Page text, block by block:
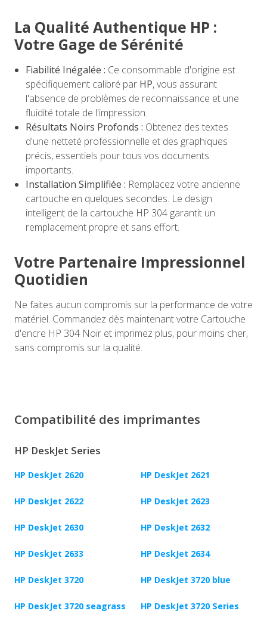
La Qualité Authentique HP :
Votre Gage de Sérénité
Fiabilité Inégalée : Ce consommable d'origine est
spécifiquement calibré par HP, vous assurant
l'absence de problèmes de reconnaissance et une
fluidité totale de l'impression.
Résultats Noirs Profonds : Obtenez des textes
d'une netteté professionnelle et des graphiques
précis, essentiels pour tous vos documents
importants.
Installation Simplifiée : Remplacez votre ancienne
cartouche en quelques secondes. Le design
intelligent de la cartouche HP 304 garantit un
remplacement propre et sans effort.
Votre Partenaire Impressionnel
Quotidien
Ne faites aucun compromis sur la performance de votre
matériel. Commandez dès maintenant votre Cartouche
d'encre HP 304 Noir et imprimez plus, pour moins cher,
sans compromis sur la qualité.
Compatibilité des imprimantes
HP DeskJet Series
HP DeskJet 2620 HP DeskJet 2621
HP DeskJet 2622 HP DeskJet 2623
HP DeskJet 2630 HP DeskJet 2632
HP DeskJet 2633 HP DeskJet 2634
HP DeskJet 3720 HP DeskJet 3720 blue
HP DeskJet 3720 seagrass HP DeskJet 3720 Series